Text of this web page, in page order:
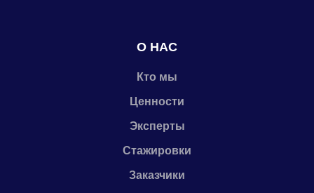
О НАС
Кто мы
Ценности
Эксперты
Стажировки
Заказчики